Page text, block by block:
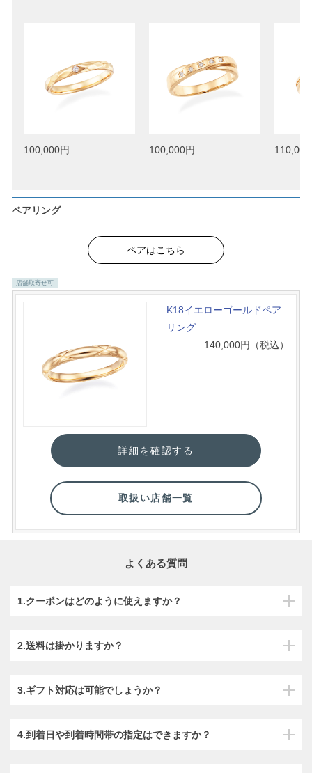
100,000円 100,000円
ペアリング
ペアはこちら
店舗取寄せ可
K18イエローゴールドペア
リング
140,000円（税込）
詳細を確認する
取扱い店舗一覧
よくある質問
1.クーポンはどのように使えますか？
2.送料は掛かりますか？
3.ギフト対応は可能でしょうか？
4.到着日や到着時間帯の指定はできますか？